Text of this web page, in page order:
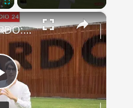
Fullscreen ×
Play
MUSEO LUXARDO: Un Viaggio nel Tempo e nel Gusto